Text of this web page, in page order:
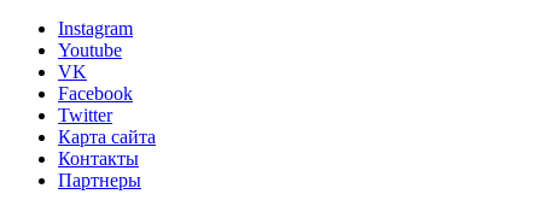
Instagram
Youtube
VK
Facebook
Twitter
Карта сайта
Контакты
Партнеры